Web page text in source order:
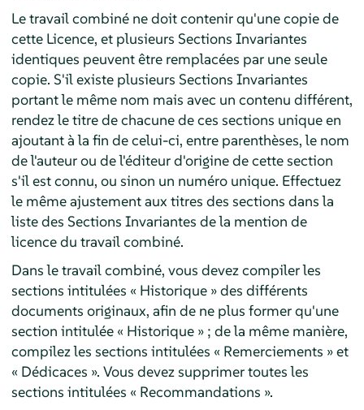
Le travail combiné ne doit contenir qu'une copie de
cette Licence, et plusieurs Sections Invariantes
identiques peuvent être remplacées par une seule
copie. S'il existe plusieurs Sections Invariantes
portant le même nom mais avec un contenu différent,
rendez le titre de chacune de ces sections unique en
ajoutant à la fin de celui-ci, entre parenthèses, le nom
de l'auteur ou de l'éditeur d'origine de cette section
s'il est connu, ou sinon un numéro unique. Effectuez
le même ajustement aux titres des sections dans la
liste des Sections Invariantes de la mention de
licence du travail combiné.
Dans le travail combiné, vous devez compiler les
sections intitulées « Historique » des différents
documents originaux, afin de ne plus former qu'une
section intitulée « Historique » ; de la même manière,
compilez les sections intitulées « Remerciements » et
« Dédicaces ». Vous devez supprimer toutes les
sections intitulées « Recommandations ».